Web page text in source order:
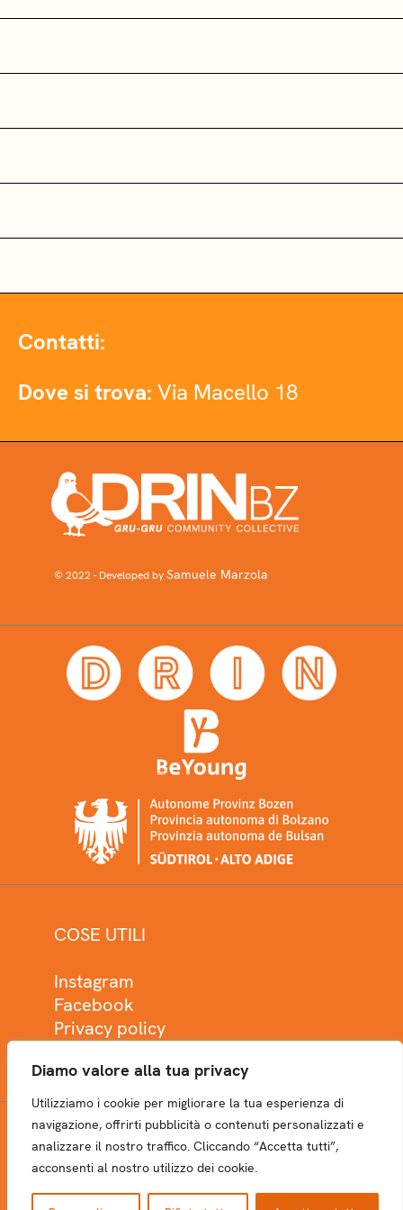
Diamo valore alla tua privacy
Utilizziamo i cookie per migliorare la tua esperienza di
navigazione, offrirti pubblicità o contenuti personalizzati e
analizzare il nostro traffico. Cliccando “Accetta tutti”,
acconsenti al nostro utilizzo dei cookie.
Contatti:
Dove si trova: Via Macello 18
© 2022 - Developed bySamuele Marzola
COSE UTILI
Instagram
Facebook
Privacy policy
NEWSLETTER